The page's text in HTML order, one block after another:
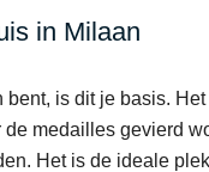
in Milaan
bent, is dit je basis.
de medailles gevierd
Het is de ideale